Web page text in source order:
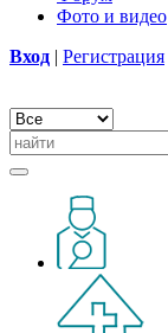
Фото и видео
Вход | Регистрация